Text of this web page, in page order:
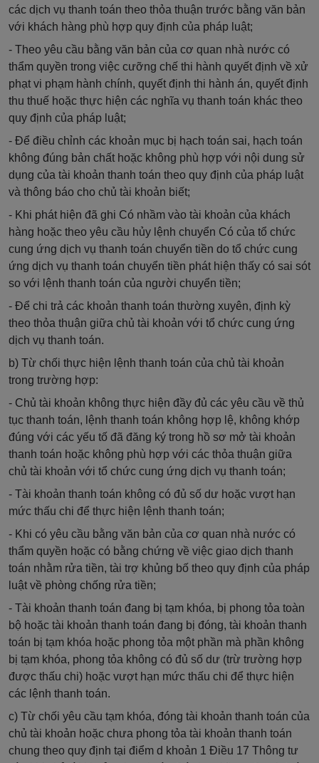
các dịch vụ thanh toán theo thỏa thuận trước bằng văn bản
với khách hàng phù hợp quy định của pháp luật;
- Theo yêu cầu bằng văn bản của cơ quan nhà nước có
thẩm quyền trong việc cưỡng chế thi hành quyết định về xử
phạt vi phạm hành chính, quyết định thi hành án, quyết định
thu thuế hoặc thực hiện các nghĩa vụ thanh toán khác theo
quy định của pháp luật;
- Để điều chỉnh các khoản mục bị hạch toán sai, hạch toán
không đúng bản chất hoặc không phù hợp với nội dung sử
dụng của tài khoản thanh toán theo quy định của pháp luật
và thông báo cho chủ tài khoản biết;
- Khi phát hiện đã ghi Có nhầm vào tài khoản của khách
hàng hoặc theo yêu cầu hủy lệnh chuyển Có của tổ chức
cung ứng dịch vụ thanh toán chuyển tiền do tổ chức cung
ứng dịch vụ thanh toán chuyển tiền phát hiện thấy có sai sót
so với lệnh thanh toán của người chuyển tiền;
- Để chi trả các khoản thanh toán thường xuyên, định kỳ
theo thỏa thuận giữa chủ tài khoản với tổ chức cung ứng
dịch vụ thanh toán.
b) Từ chối thực hiện lệnh thanh toán của chủ tài khoản
trong trường hợp:
- Chủ tài khoản không thực hiện đầy đủ các yêu cầu về thủ
tục thanh toán, lệnh thanh toán không hợp lệ, không khớp
đúng với các yếu tố đã đăng ký trong hồ sơ mở tài khoản
thanh toán hoặc không phù hợp với các thỏa thuận giữa
chủ tài khoản với tổ chức cung ứng dịch vụ thanh toán;
- Tài khoản thanh toán không có đủ số dư hoặc vượt hạn
mức thấu chi để thực hiện lệnh thanh toán;
- Khi có yêu cầu bằng văn bản của cơ quan nhà nước có
thẩm quyền hoặc có bằng chứng về việc giao dịch thanh
toán nhằm rửa tiền, tài trợ khủng bố theo quy định của pháp
luật về phòng chống rửa tiền;
- Tài khoản thanh toán đang bị tạm khóa, bị phong tỏa toàn
bộ hoặc tài khoản thanh toán đang bị đóng, tài khoản thanh
toán bị tạm khóa hoặc phong tỏa một phần mà phần không
bị tạm khóa, phong tỏa không có đủ số dư (trừ trường hợp
được thấu chi) hoặc vượt hạn mức thấu chi để thực hiện
các lệnh thanh toán.
c) Từ chối yêu cầu tạm khóa, đóng tài khoản thanh toán của
chủ tài khoản hoặc chưa phong tỏa tài khoản thanh toán
chung theo quy định tại điểm d khoản 1 Điều 17 Thông tư